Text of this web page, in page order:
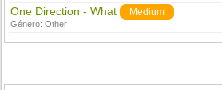
One Direction - What Medium
Género:Other